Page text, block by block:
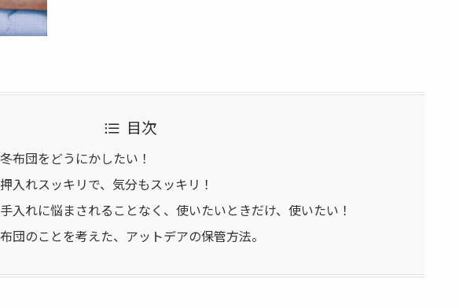
目次
布団をどうにかしたい！
入れスッキリで、気分もスッキリ！
入れに悩まされることなく、使いたいときだけ、使いたい！
団のことを考えた、アットデアの保管方法。